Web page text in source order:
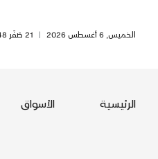
الخميس, 6 أغسطس 2026 | 21 صَفَر 1448
الرئيسية الأسواق